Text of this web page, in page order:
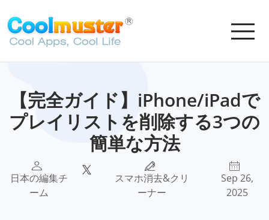
【完全ガイド】iPhone/iPadで
プレイリストを削除する3つの
簡単な方法
日本の編集チ
ーム
スマホ消去&クリ
ーナー
Sep 26,
2025